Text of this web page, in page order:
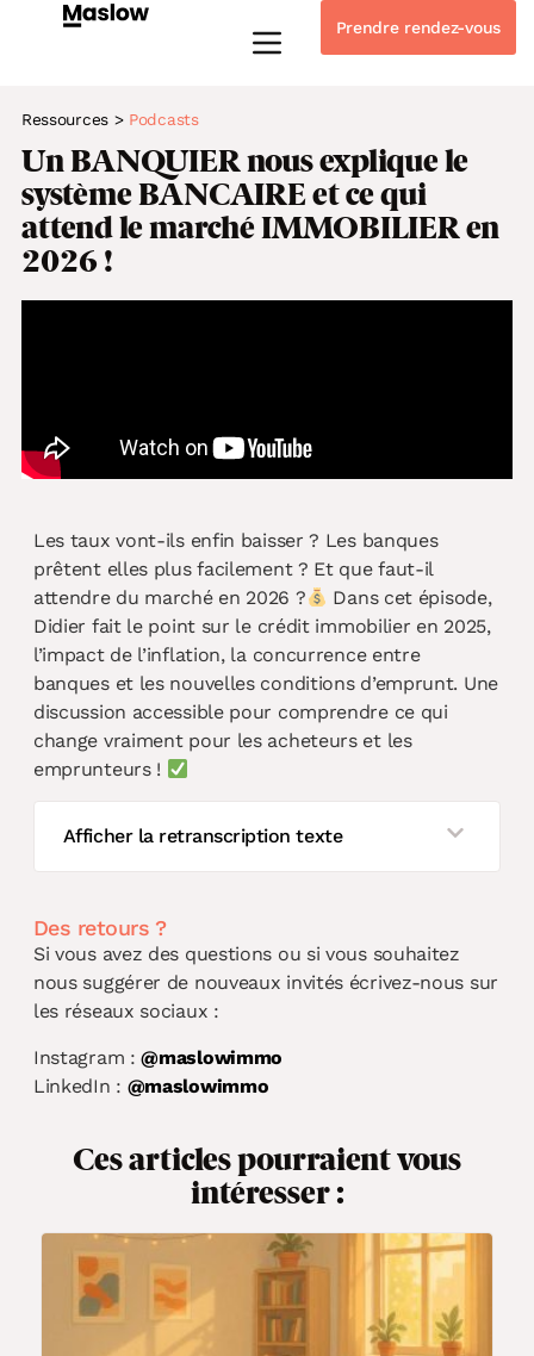
Prendre rendez-vous
Ressources> Podcasts
Un BANQUIER nous explique le
système BANCAIRE et ce qui
attend le marché IMMOBILIER en
2026 !
Les taux vont-ils enfin baisser ? Les banques
prêtent elles plus facilement ? Et que faut-il
attendre du marché en 2026 ?
Dans cet épisode,
Didier fait le point sur le crédit immobilier en 2025,
l’impact de l’inflation, la concurrence entre
banques et les nouvelles conditions d’emprunt. Une
discussion accessible pour comprendre ce qui
change vraiment pour les acheteurs et les
emprunteurs !
Afficher la retranscription texte
Des retours ?
Si vous avez des questions ou si vous souhaitez
nous suggérer de nouveaux invités écrivez-nous sur
les réseaux sociaux :
Instagram : @maslowimmo
LinkedIn : @maslowimmo
Ces articles pourraient vous
intéresser :